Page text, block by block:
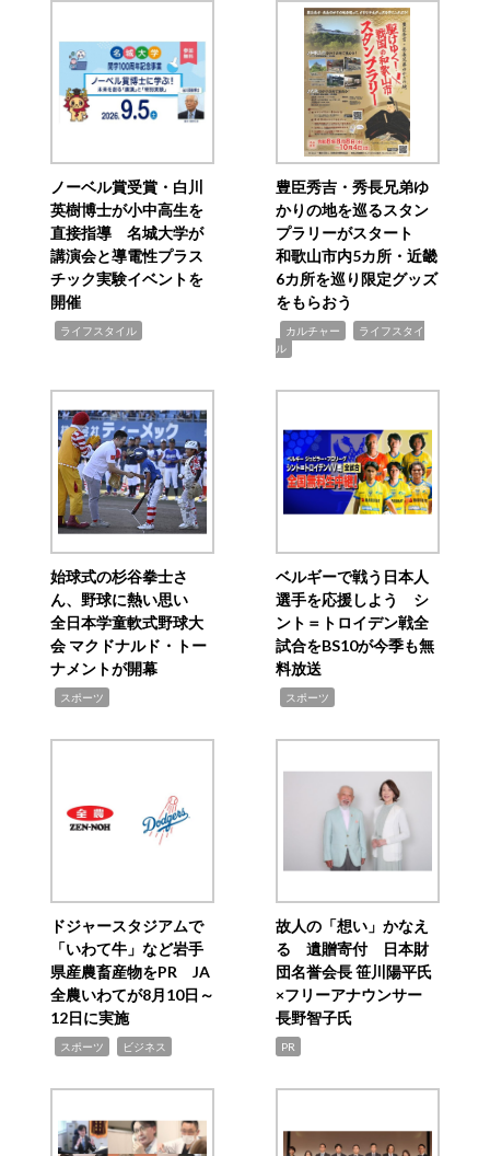
ノーベル賞受賞・白川
英樹博士が小中高生を
直接指導 名城大学が
講演会と導電性プラス
チック実験イベントを
開催
ライフスタイル
豊臣秀吉・秀長兄弟ゆ
かりの地を巡るスタン
プラリーがスタート
和歌山市内5カ所・近畿
6カ所を巡り限定グッズ
をもらおう
カルチャー
ライフスタイ
ル
始球式の杉谷拳士さ
ん、野球に熱い思い
全日本学童軟式野球大
会 マクドナルド・トー
ナメントが開幕
スポーツ
ベルギーで戦う日本人
選手を応援しよう シ
ント＝トロイデン戦全
試合をBS10が今季も無
料放送
スポーツ
ドジャースタジアムで
「いわて牛」など岩手
県産農畜産物をPR JA
全農いわてが8月10日～
12日に実施
スポーツ ビジネス
故人の「想い」かなえ
る 遺贈寄付 日本財
団名誉会長 笹川陽平氏
×フリーアナウンサー
長野智子氏
PR